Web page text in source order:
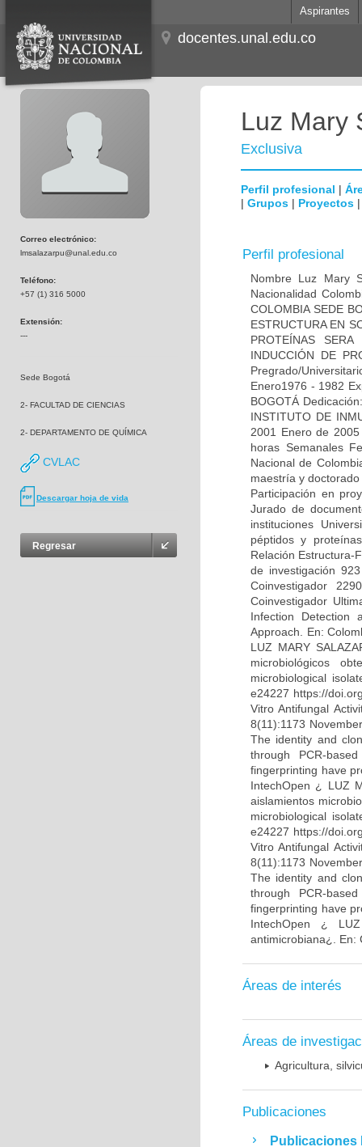
Aspirantes
docentes.unal.edu.co
Correo electrónico:
lmsalazarpu@unal.edu.co
Teléfono:
+57 (1) 316 5000
Extensión:
---
Sede Bogotá
2- FACULTAD DE CIENCIAS
2- DEPARTAMENTO DE QUÍMICA
CVLAC
Descargar hoja de vida
Regresar
Luz Mary
Exclusiva
Perfil profesional |
| Grupos | Proyectos
Perfil profesional
Nombre Luz Mary
Nacionalidad
COLOMBIA SEDE
ESTRUCTURA EN
PROTEÍNAS
INDUCCIÓN DE
Pregrado/
Enero1976 - 1982
BOGOTÁ
INSTITUTO DE
2001 Enero de
horas Semanales
Nacional de
maestría y
Participación en
Jurado de
instituciones
péptidos y
Relación Estructura-
de investigación
Coinvestigador
Coinvestigador
Infection Detection
Approach. En:
LUZ MARY
microbiológicos
microbiological
e24227 https://
Vitro Antifungal
8(11):1173
The identity and
through PCR-
fingerprinting have
IntechOpen ¿ LUZ
aislamientos
microbiological
e24227 https://
Vitro Antifungal
8(11):1173
The identity and
through PCR-
fingerprinting have
IntechOpen ¿
antimicrobiana¿. En:
Áreas de interés
Áreas de
Agricultura,
Publicaciones
Publicaciones